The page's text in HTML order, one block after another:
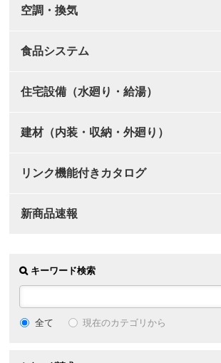
空調・換気
食品システム
住宅設備（水廻り・給湯）
建材（内装・収納・外廻り）
リンク機能付きカタログ
新商品速報
キーワード検索
全て 現在のカテゴリから